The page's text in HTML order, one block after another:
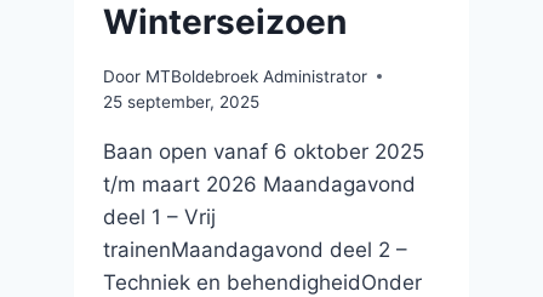
Winterseizoen
Door MTBoldebroek Administrator
25 september, 2025
Baan open vanaf 6 oktober 2025
t/m maart 2026 Maandagavond
deel 1 – Vrij
trainenMaandagavond deel 2 –
Techniek en behendigheidOnder